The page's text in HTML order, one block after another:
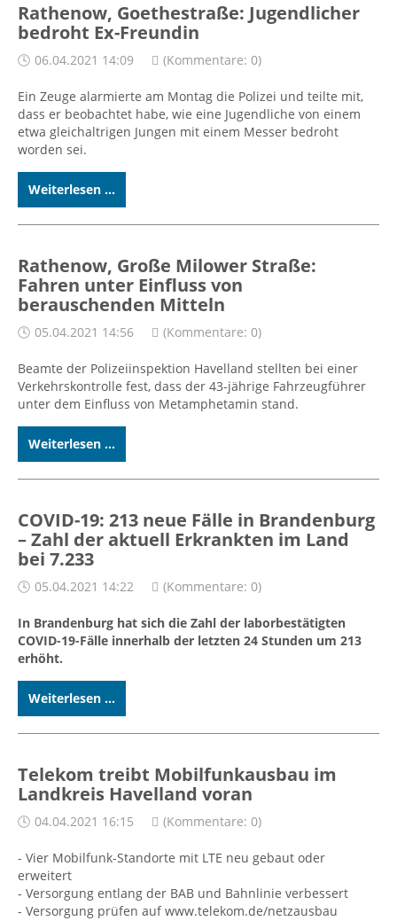
Rathenow, Goethestraße: Jugendlicher
bedroht Ex-Freundin
06.04.2021 14:09 (Kommentare: 0)
Ein Zeuge alarmierte am Montag die Polizei und teilte mit,
dass er beobachtet habe, wie eine Jugendliche von einem
etwa gleichaltrigen Jungen mit einem Messer bedroht
worden sei.
Weiterlesen ...
Rathenow, Große Milower Straße:
Fahren unter Einfluss von
berauschenden Mitteln
05.04.2021 14:56 (Kommentare: 0)
Beamte der Polizeiinspektion Havelland stellten bei einer
Verkehrskontrolle fest, dass der 43-jährige Fahrzeugführer
unter dem Einfluss von Metamphetamin stand.
Weiterlesen ...
COVID-19: 213 neue Fälle in Brandenburg
– Zahl der aktuell Erkrankten im Land
bei 7.233
05.04.2021 14:22 (Kommentare: 0)
In Brandenburg hat sich die Zahl der laborbestätigten
COVID-19-Fälle innerhalb der letzten 24 Stunden um 213
erhöht.
Weiterlesen ...
Telekom treibt Mobilfunkausbau im
Landkreis Havelland voran
04.04.2021 16:15 (Kommentare: 0)
- Vier Mobilfunk-Standorte mit LTE neu gebaut oder
erweitert
- Versorgung entlang der BAB und Bahnlinie verbessert
- Versorgung prüfen auf www.telekom.de/netzausbau